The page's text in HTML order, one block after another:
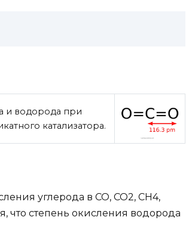
и водорода при
катализатора.
углерода в СО, СО2, СН4,
что степень окисления водорода